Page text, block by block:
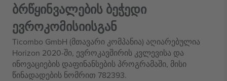
ბრწყინვალების ბეჭედი
ევროკომისიისგან
Ticombo GmbH (მთავარი კომპანია) აღიარებულია
Horizon 2020-ში, ევროკავშირის კვლევისა და
ინოვაციების დაფინანსების პროგრამაში, მისი
წინადადების ნომრით 782393.